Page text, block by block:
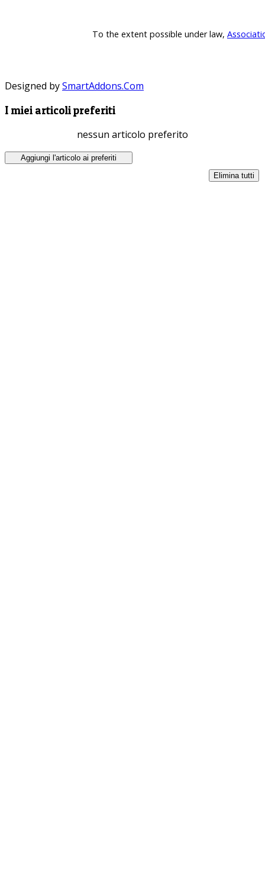
To the extent possible under law,
Designed bySmartAddons.Com
I miei articoli preferiti
nessun articolo preferito